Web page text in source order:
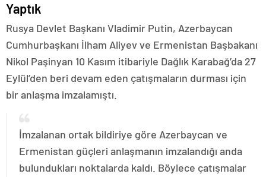
Yaptık
Rusya Devlet Başkanı Vladimir Putin, Azerbaycan
Cumhurbaşkanı İlham Aliyev ve Ermenistan Başbakanı
Nikol Paşinyan 10 Kasım itibariyle Dağlık Karabağ’da 27
Eylül’den beri devam eden çatışmaların durması için
bir anlaşma imzalamıştı.
İmzalanan ortak bildiriye göre Azerbaycan ve
Ermenistan güçleri anlaşmanın imzalandığı anda
bulundukları noktalarda kaldı. Böylece çatışmalar